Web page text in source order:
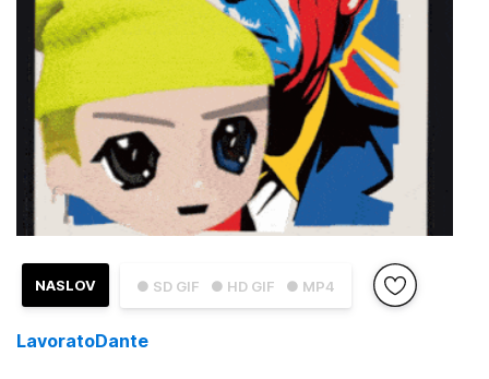
● SD GIF ● HD GIF ● MP4
NASLOV
LavoratoDante